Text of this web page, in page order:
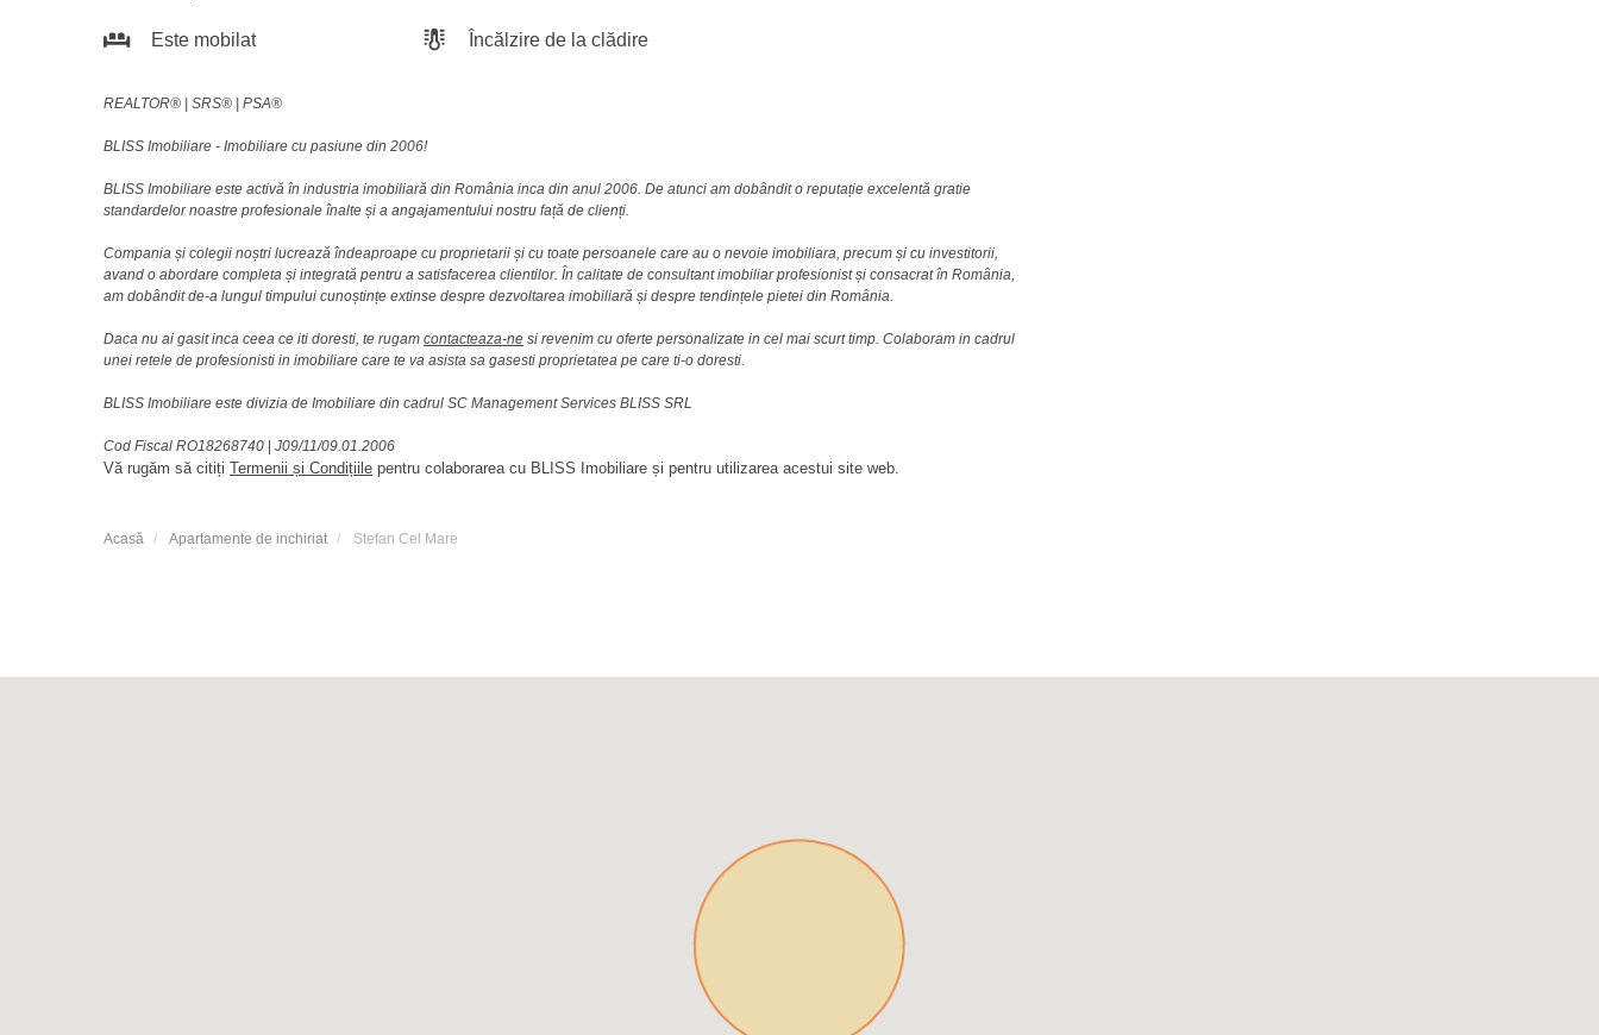
Este mobilat Încălzire de la clădire
REALTOR®️ | SRS®️ | PSA®️
BLISS Imobiliare - Imobiliare cu pasiune din 2006!
BLISS Imobiliare este activă în industria imobiliară din România inca din anul 2006. De atunci am dobândit o reputație excelentă gratie
standardelor noastre profesionale înalte și a angajamentului nostru față de clienți.
Compania și colegii noștri lucrează îndeaproape cu proprietarii și cu toate persoanele care au o nevoie imobiliara, precum și cu investitorii,
avand o abordare completa și integrată pentru a satisfacerea clientilor. În calitate de consultant imobiliar profesionist și consacrat în România,
am dobândit de-a lungul timpului cunoștințe extinse despre dezvoltarea imobiliară și despre tendințele pietei din România.
Daca nu ai gasit inca ceea ce iti doresti, te rugam contacteaza-ne si revenim cu oferte personalizate in cel mai scurt timp. Colaboram in cadrul
unei retele de profesionisti in imobiliare care te va asista sa gasesti proprietatea pe care ti-o doresti.
BLISS Imobiliare este divizia de Imobiliare din cadrul SC Management Services BLISS SRL
Cod Fiscal RO18268740 | J09/11/09.01.2006
Vă rugăm să citiți Termenii și Condițiile pentru colaborarea cu BLISS Imobiliare și pentru utilizarea acestui site web.
Acasă Apartamente de inchiriat Stefan Cel Mare